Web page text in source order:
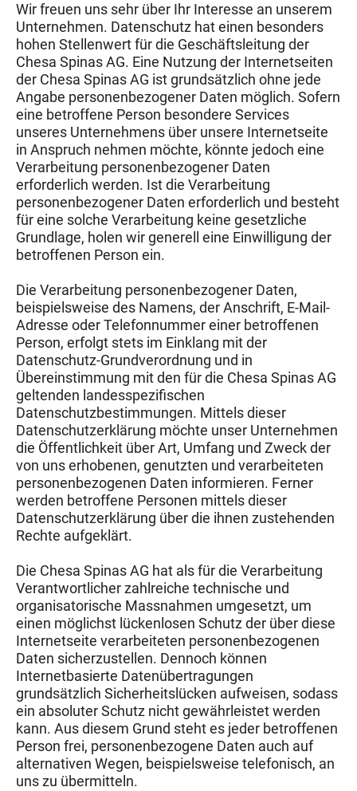
Wir freuen uns sehr über Ihr Interesse an unserem
Unternehmen. Datenschutz hat einen besonders
hohen Stellenwert für die Geschäftsleitung der
Chesa Spinas AG. Eine Nutzung der Internetseiten
der Chesa Spinas AG ist grundsätzlich ohne jede
Angabe personenbezogener Daten möglich. Sofern
eine betroffene Person besondere Services
unseres Unternehmens über unsere Internetseite
in Anspruch nehmen möchte, könnte jedoch eine
Verarbeitung personenbezogener Daten
erforderlich werden. Ist die Verarbeitung
personenbezogener Daten erforderlich und besteht
für eine solche Verarbeitung keine gesetzliche
Grundlage, holen wir generell eine Einwilligung der
betroffenen Person ein.
Die Verarbeitung personenbezogener Daten,
beispielsweise des Namens, der Anschrift, E-Mail-
Adresse oder Telefonnummer einer betroffenen
Person, erfolgt stets im Einklang mit der
Datenschutz-Grundverordnung und in
Übereinstimmung mit den für die Chesa Spinas AG
geltenden landesspezifischen
Datenschutzbestimmungen. Mittels dieser
Datenschutzerklärung möchte unser Unternehmen
die Öffentlichkeit über Art, Umfang und Zweck der
von uns erhobenen, genutzten und verarbeiteten
personenbezogenen Daten informieren. Ferner
werden betroffene Personen mittels dieser
Datenschutzerklärung über die ihnen zustehenden
Rechte aufgeklärt.
Die Chesa Spinas AG hat als für die Verarbeitung
Verantwortlicher zahlreiche technische und
organisatorische Massnahmen umgesetzt, um
einen möglichst lückenlosen Schutz der über diese
Internetseite verarbeiteten personenbezogenen
Daten sicherzustellen. Dennoch können
Internetbasierte Datenübertragungen
grundsätzlich Sicherheitslücken aufweisen, sodass
ein absoluter Schutz nicht gewährleistet werden
kann. Aus diesem Grund steht es jeder betroffenen
Person frei, personenbezogene Daten auch auf
alternativen Wegen, beispielsweise telefonisch, an
uns zu übermitteln.